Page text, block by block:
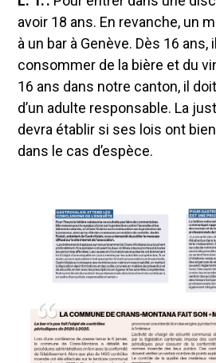
avoir 18 ans. En revanche, un
à un bar à Genève. Dès 16 ans,
consommer de la bière et du
16 ans dans notre canton, il
d’un adulte responsable. La
devra établir si ses lois ont
dans le cas d’espèce.